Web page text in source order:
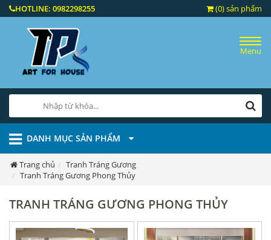
HOTLINE: 0982298255 (0) sản phẩm
Menu
DANH MỤC SẢN PHẨM
Trang chủ
Tranh Tráng Gương
Tranh Tráng Gương Phong Thủy
TRANH TRÁNG GƯƠNG PHONG THỦY